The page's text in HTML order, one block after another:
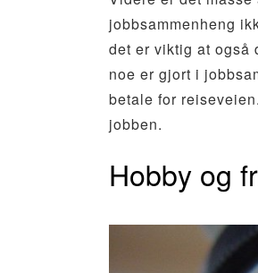
jobbsammenheng
det er viktig at også
noe er gjort i
betale for
jobben.
Hobby og